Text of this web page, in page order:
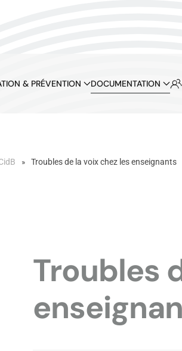
& PRÉVENTION DOCUMENTATION
Troubles de la voix chez les enseignants
Troubles